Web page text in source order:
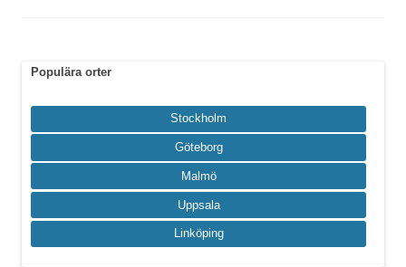
Populära orter
Stockholm
Göteborg
Malmö
Uppsala
Linköping